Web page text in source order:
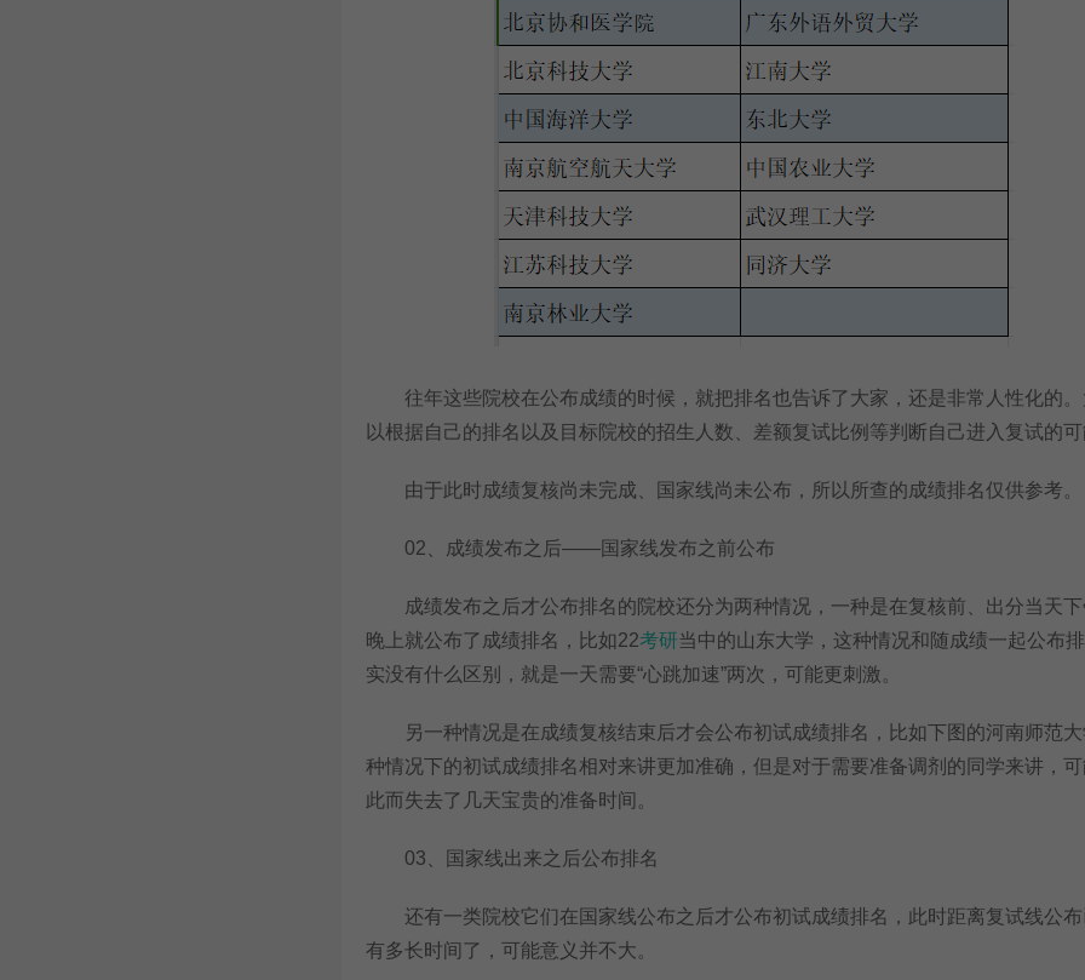
往年这些院校在公布成绩的时候，就把排名也告诉了大家，还是非常人性化的。
以根据自己的排名以及目标院校的招生人数、差额复试比例等判断自己进入复试的
由于此时成绩复核尚未完成、国家线尚未公布，所以所查的成绩排名仅供参考。
02、成绩发布之后——国家线发布之前公布
成绩发布之后才公布排名的院校还分为两种情况，一种是在复核前、出分当天下
晚上就公布了成绩排名，比如22考研当中的山东大学，这种情况和随成绩一起公布
实没有什么区别，就是一天需要“心跳加速”两次，可能更刺激。
另一种情况是在成绩复核结束后才会公布初试成绩排名，比如下图的河南师范大
种情况下的初试成绩排名相对来讲更加准确，但是对于需要准备调剂的同学来讲，
此而失去了几天宝贵的准备时间。
03、国家线出来之后公布排名
还有一类院校它们在国家线公布之后才公布初试成绩排名，此时距离复试线公布
有多长时间了，可能意义并不大。